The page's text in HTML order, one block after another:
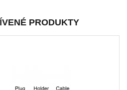
PRODUKTY